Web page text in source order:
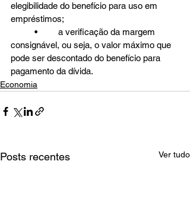
elegibilidade do benefício para uso em
empréstimos;
consignável, ou seja, o valor máximo que
pode ser descontado do benefício para
pagamento da dívida.
Economia
Posts recentes Ver tudo